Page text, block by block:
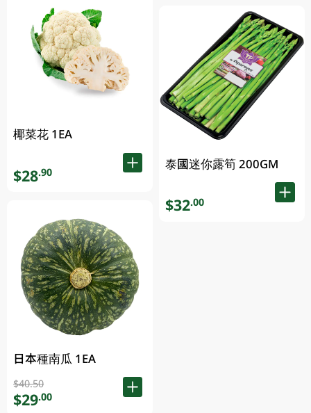
椰菜花 1EA
$28.90
日本種南瓜 1EA
$40.50
$29.00
泰國迷你露筍 200GM
$32.00